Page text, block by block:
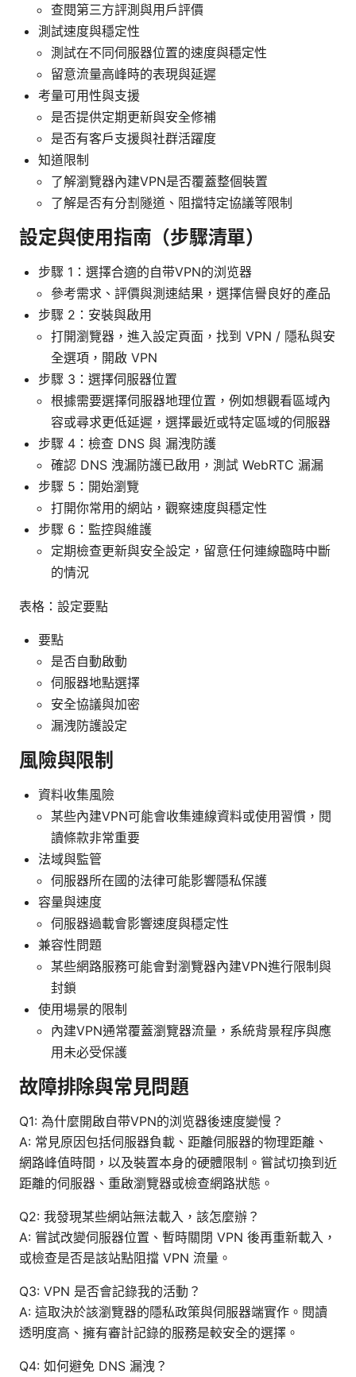
查閱第三方評測與用戶評價
測試速度與穩定性
測試在不同伺服器位置的速度與穩定性
留意流量高峰時的表現與延遲
考量可用性與支援
是否提供定期更新與安全修補
是否有客戶支援與社群活躍度
知道限制
了解瀏覽器內建VPN是否覆蓋整個裝置
了解是否有分割隧道、阻擋特定協議等限制
設定與使用指南（步驟清單）
步驟 1：選擇合適的自带VPN的浏览器
參考需求、評價與測速結果，選擇信譽良好的產品
步驟 2：安裝與啟用
打開瀏覽器，進入設定頁面，找到 VPN / 隱私與安
全選項，開啟 VPN
步驟 3：選擇伺服器位置
根據需要選擇伺服器地理位置，例如想觀看區域內
容或尋求更低延遲，選擇最近或特定區域的伺服器
步驟 4：檢查 DNS 與 漏洩防護
確認 DNS 洩漏防護已啟用，測試 WebRTC 漏漏
步驟 5：開始瀏覽
打開你常用的網站，觀察速度與穩定性
步驟 6：監控與維護
定期檢查更新與安全設定，留意任何連線臨時中斷
的情況
表格：設定要點
要點
是否自動啟動
伺服器地點選擇
安全協議與加密
漏洩防護設定
風險與限制
資料收集風險
某些內建VPN可能會收集連線資料或使用習慣，閱
讀條款非常重要
法域與監管
伺服器所在國的法律可能影響隱私保護
容量與速度
伺服器過載會影響速度與穩定性
兼容性問題
某些網路服務可能會對瀏覽器內建VPN進行限制與
封鎖
使用場景的限制
內建VPN通常覆蓋瀏覽器流量，系統背景程序與應
用未必受保護
故障排除與常見問題
Q1: 為什麼開啟自带VPN的浏览器後速度變慢？
A: 常見原因包括伺服器負載、距離伺服器的物理距離、
網路峰值時間，以及裝置本身的硬體限制。嘗試切換到近
距離的伺服器、重啟瀏覽器或檢查網路狀態。
Q2: 我發現某些網站無法載入，該怎麼辦？
A: 嘗試改變伺服器位置、暫時關閉 VPN 後再重新載入，
或檢查是否是該站點阻擋 VPN 流量。
Q3: VPN 是否會記錄我的活動？
A: 這取決於該瀏覽器的隱私政策與伺服器端實作。閱讀
透明度高、擁有審計記錄的服務是較安全的選擇。
Q4: 如何避免 DNS 漏洩？